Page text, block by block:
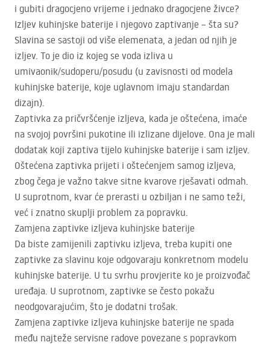
i gubiti dragocjeno vrijeme i jednako dragocjene živce?
Izljev kuhinjske baterije i njegovo zaptivanje – šta su?
Slavina se sastoji od više elemenata, a jedan od njih je
izljev. To je dio iz kojeg se voda izliva u
umivaonik/sudoperu/posudu (u zavisnosti od modela
kuhinjske baterije, koje uglavnom imaju standardan
dizajn).
Zaptivka za pričvršćenje izljeva, kada je oštećena, imaće
na svojoj površini pukotine ili izlizane dijelove. Ona je mali
dodatak koji zaptiva tijelo kuhinjske baterije i sam izljev.
Oštećena zaptivka prijeti i oštećenjem samog izljeva,
zbog čega je važno takve sitne kvarove rješavati odmah.
U suprotnom, kvar će prerasti u ozbiljan i ne samo teži,
već i znatno skuplji problem za popravku.
Zamjena zaptivke izljeva kuhinjske baterije
Da biste zamijenili zaptivku izljeva, treba kupiti one
zaptivke za slavinu koje odgovaraju konkretnom modelu
kuhinjske baterije. U tu svrhu provjerite ko je proizvođač
uređaja. U suprotnom, zaptivke se često pokažu
neodgovarajućim, što je dodatni trošak.
Zamjena zaptivke izljeva kuhinjske baterije ne spada
među najteže servisne radove povezane s popravkom